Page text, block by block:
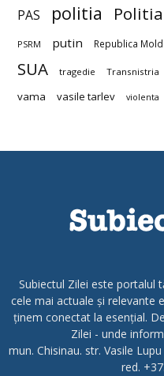
PAS politia
PSRM putin Republica
SUA tragedie Transnistria
vama vasile tarlev violenta
Subiectul Zilei este portalul
cele mai actuale și relevante
ținem conectat la esențial.
Zilei - unde
mun. Chisinau. str. Vasile
red.